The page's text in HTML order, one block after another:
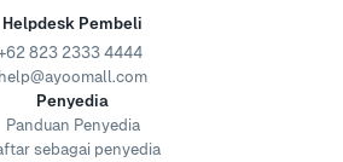
Helpdesk Pembeli
823 2333 4444
help@ayoomall.com
Penyedia
Panduan Penyedia
sebagai penyedia